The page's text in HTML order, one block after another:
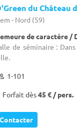
du Château
- Nord (59)
de caractère /
de séminaire :
1-101
Forfait dès45 € / pers.
Contacter